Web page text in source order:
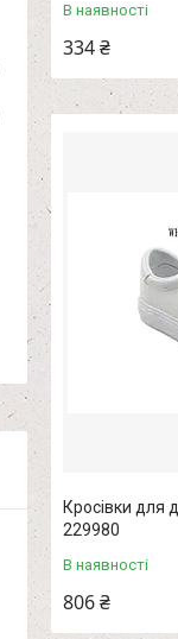
В наявності
334 ₴
Кросівки для
229980
В наявності
806 ₴